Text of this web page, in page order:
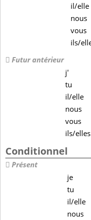
il/elle
nous
vous
ils/
Futur antérieur
j'
tu
il/elle
nous
vous
ils/elles
Conditionnel
Présent
je
tu
il/elle
nous